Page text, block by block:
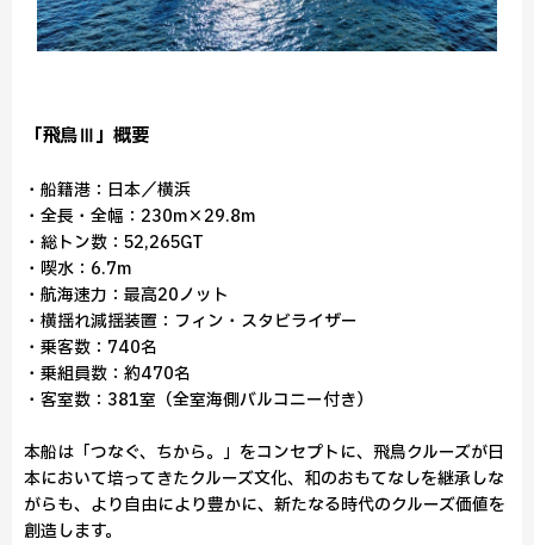
「飛鳥Ⅲ」概要
・船籍港：日本／横浜
・全長・全幅：230m×29.8m
・総トン数：52,265GT
・喫水：6.7m
・航海速力：最高20ノット
・横揺れ減揺装置：フィン・スタビライザー
・乗客数：740名
・乗組員数：約470名
・客室数：381室（全室海側バルコニー付き）
本船は「つなぐ、ちから。」をコンセプトに、飛鳥クルーズが日
本において培ってきたクルーズ文化、和のおもてなしを継承しな
がらも、より自由により豊かに、新たなる時代のクルーズ価値を
創造します。